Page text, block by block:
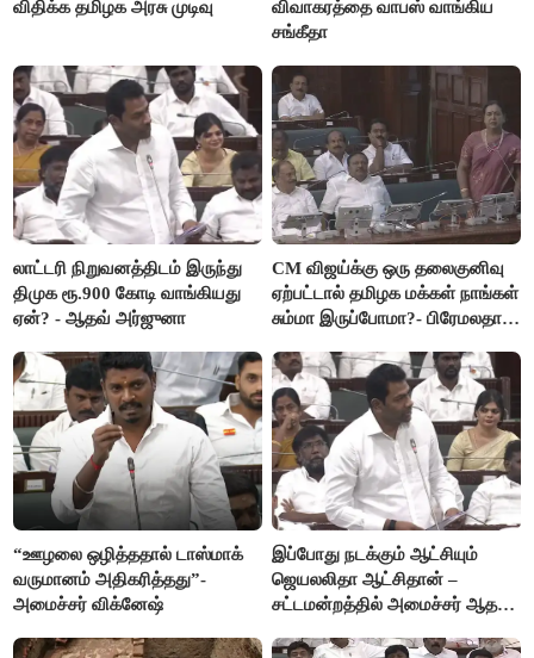
விதிக்க தமிழக அரசு முடிவு
விவாகரத்தை வாபஸ் வாங்கிய
சங்கீதா
லாட்டரி நிறுவனத்திடம் இருந்து
திமுக ரூ.900 கோடி வாங்கியது
ஏன்? - ஆதவ் அர்ஜுனா
CM விஜய்க்கு ஒரு தலைகுனிவு
ஏற்பட்டால் தமிழக மக்கள் நாங்கள்
சும்மா இருப்போமா?- பிரேமலதா
“ஊழலை ஒழித்ததால் டாஸ்மாக்
வருமானம் அதிகரித்தது”-
அமைச்சர் விக்னேஷ்
இப்போது நடக்கும் ஆட்சியும்
ஜெயலலிதா ஆட்சிதான் –
சட்டமன்றத்தில் அமைச்சர் ஆதவ்